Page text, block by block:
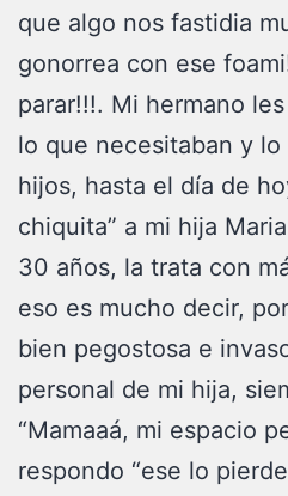
que algo nos fastidia
gonorrea con ese
parar!!!. Mi hermano
lo que necesitaban y
hijos, hasta el día de
chiquita” a mi hija
30 años, la trata con
eso es mucho decir,
bien pegostosa e
personal de mi hija,
“Mamaaá, mi espacio
respondo “ese lo